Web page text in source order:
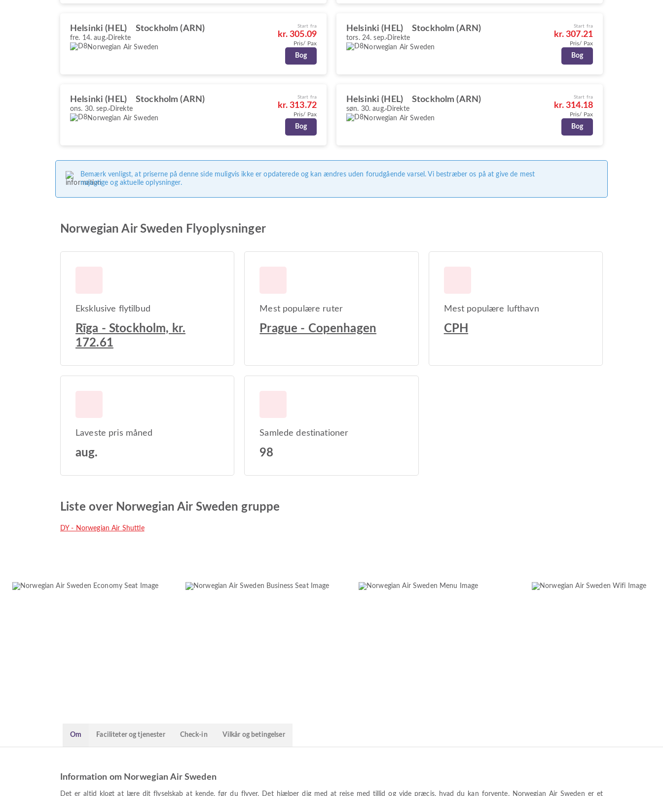
Helsinki (HEL) Stockholm (ARN)
fre. 14. aug. Direkte
Norwegian Air Sweden
Start fra
kr. 305.09
Pris/ Pax
Bog
Helsinki (HEL) Stockholm (ARN)
tors. 24. sep. Direkte
Norwegian Air Sweden
Start fra
kr. 307.21
Pris/ Pax
Bog
Helsinki (HEL) Stockholm (ARN)
ons. 30. sep. Direkte
Norwegian Air Sweden
Start fra
kr. 313.72
Pris/ Pax
Bog
Helsinki (HEL) Stockholm (ARN)
søn. 30. aug. Direkte
Norwegian Air Sweden
Start fra
kr. 314.18
Pris/ Pax
Bog
Bemærk venligst, at priserne på denne side muligvis ikke er opdaterede og kan ændres uden forudgående varsel. Vi bestræber os på at give de mest
nøjagtige og aktuelle oplysninger.
Norwegian Air Sweden Flyoplysninger
Eksklusive flytilbud
Rīga - Stockholm, kr.
172.61
Mest populære ruter
Prague - Copenhagen
Mest populære lufthavn
CPH
Laveste pris måned
aug.
Samlede destinationer
98
Liste over Norwegian Air Sweden gruppe
DY - Norwegian Air Shuttle
Om Faciliteter og tjenester Check-in Vilkår og betingelser
Information om Norwegian Air Sweden
Det er altid klogt at lære dit flyselskab at kende, før du flyver. Det hjælper dig med at rejse med tillid og vide præcis, hvad du kan forvente. Norwegian Air Sweden er et